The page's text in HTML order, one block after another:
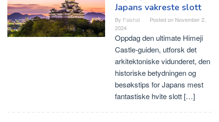
Japans vakreste slott
By Faishal Posted on November 2,
2024
Oppdag den ultimate Himeji
Castle-guiden, utforsk det
arkitektoniske vidunderet, den
historiske betydningen og
besøkstips for Japans mest
fantastiske hvite slott […]